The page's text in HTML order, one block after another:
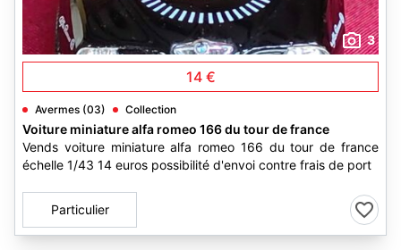
3
14 €
Avermes (03) Collection
Voiture miniature alfa romeo 166 du tour de france
Vends voiture miniature alfa romeo 166 du tour de france
échelle 1/43 14 euros possibilité d'envoi contre frais de port
Particulier